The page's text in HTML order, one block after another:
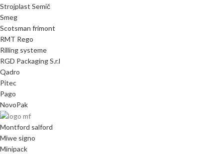
Strojplast Semič
Smeg
Scotsman frimont
RMT Rego
Rilling systeme
RGD Packaging S.r.l
Qadro
Pitec
Pago
NovoPak
Montford salford
Miwe signo
Minipack